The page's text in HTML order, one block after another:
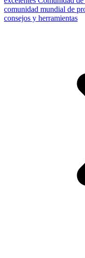
comunidad mundial de
consejos y herramientas